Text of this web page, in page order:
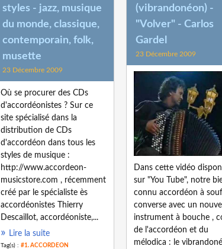
styles - jazz, musique
du monde, classique,
contemporain, folk,
musette
23 Décembre 2009
Où se procurer des CDs
d'accordéonistes ? Sur ce
site spécialisé dans la
distribution de CDs
d'accordéon dans tous les
styles de musique :
http://www.accordeon-
musicstore.com , récemment
créé par le spécialiste ès
accordéonistes Thierry
Descaillot, accordéoniste,...
Lire la suite
Tag(s) : #1. ACCORDEON
(vibrandonéon) -
"Volver" - Carlos
Gardel
23 Décembre 2009
Dans cette vidéo
sur "You Tube", notre
connu accordéon à
converse avec un nouvel
instrument à bouche ,
de l'accordéon et du
mélodica : le